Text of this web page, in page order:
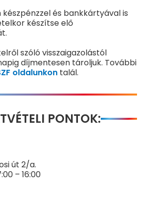
és bankkártyával is
készítse elő
szóló visszaigazolástól
díjmentesen tároljuk. További
oldalunkon talál.
PONTOK:
út 2/a.
– 16:00